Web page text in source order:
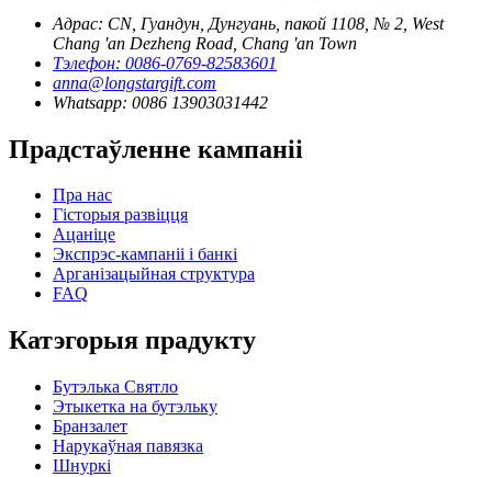
Адрас: CN, Гуандун, Дунгуань, пакой 1108, № 2, West
Chang 'an Dezheng Road, Chang 'an Town
Тэлефон: 0086-0769-82583601
anna@longstargift.com
Whatsapp: 0086 13903031442
Прадстаўленне кампаніі
Пра нас
Гісторыя развіцця
Ацаніце
Экспрэс-кампаніі і банкі
Арганізацыйная структура
FAQ
Катэгорыя прадукту
Бутэлька Святло
Этыкетка на бутэльку
Бранзалет
Нарукаўная павязка
Шнуркі